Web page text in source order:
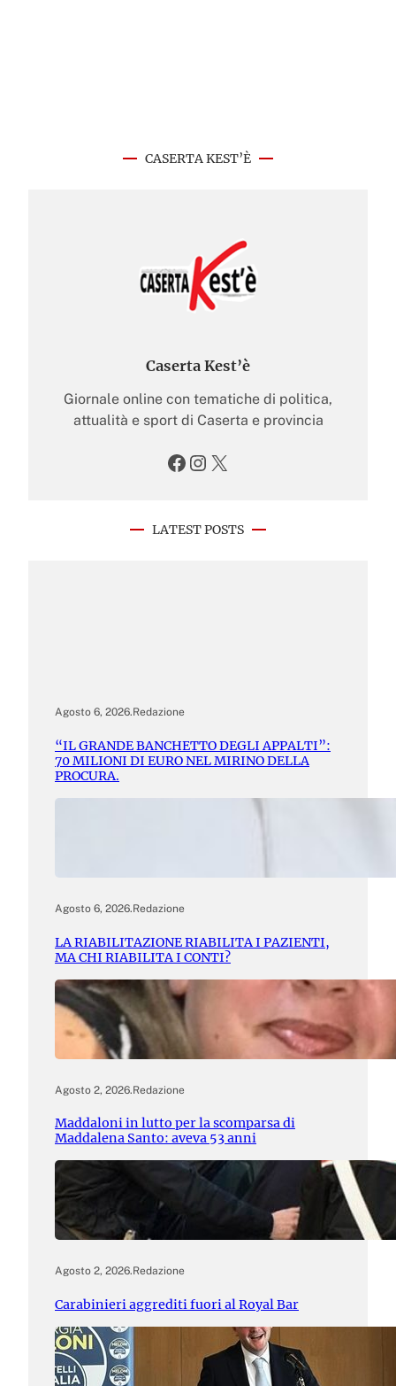
CASERTA KEST’È
Caserta Kest’è
Giornale online con tematiche di politica,
attualità e sport di Caserta e provincia
Facebook Instagram X
LATEST POSTS
Agosto 6, 2026.Redazione
“IL GRANDE BANCHETTO DEGLI APPALTI”:
70 MILIONI DI EURO NEL MIRINO DELLA
PROCURA.
Agosto 6, 2026.Redazione
LA RIABILITAZIONE RIABILITA I PAZIENTI,
MA CHI RIABILITA I CONTI?
Agosto 2, 2026.Redazione
Maddaloni in lutto per la scomparsa di
Maddalena Santo: aveva 53 anni
Agosto 2, 2026.Redazione
Carabinieri aggrediti fuori al Royal Bar